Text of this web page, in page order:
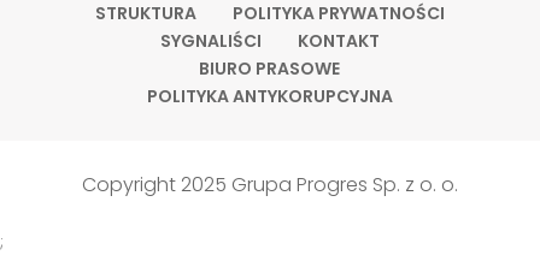
STRUKTURA
POLITYKA PRYWATNOŚCI
SYGNALIŚCI
KONTAKT
BIURO PRASOWE
POLITYKA ANTYKORUPCYJNA
Copyright 2025 Grupa Progres Sp. z o. o.
;